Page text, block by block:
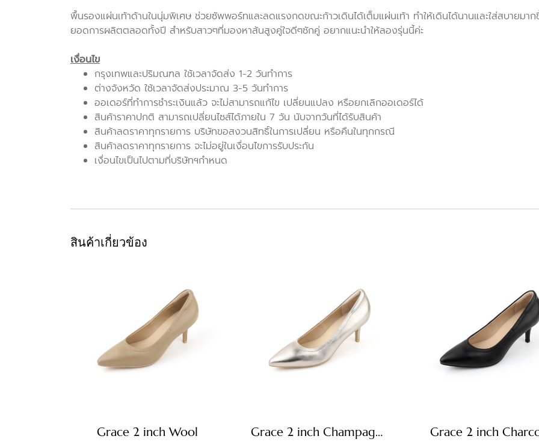
พื้นรองแผ่นเท้าด้านในนุ่มพิเศษ ช่วยซัพพอร์ทและลดแรงกดขณะก้าวเดินได้เต็มแผ่นเท้า ทำให้เดินได้นานและใส่สบายมา
ยอดการผลิตตลอดทั้งปี สำหรับสาวๆที่มองหาส้นสูงคู่ใจดีๆซักคู่ อยากแนะนำให้ลองรุ่นนี้ค่ะ
เงื่อนไข
กรุงเทพและปริมณฑล ใช้เวลาจัดส่ง 1-2 วันทำการ
ต่างจังหวัด ใช้เวลาจัดส่งประมาณ 3-5 วันทำการ
ออเดอร์ที่ทำการชำระเงินแล้ว จะไม่สามารถแก้ไข เปลี่ยนแปลง หรือยกเลิกออเดอร์ได้
สินค้าราคาปกติ สามารถเปลี่ยนไซส์ได้ภายใน 7 วัน นับจากวันที่ได้รับสินค้า
สินค้าลดราคาทุกรายการ บริษัทขอสงวนสิทธิ์ในการเปลี่ยน หรือคืนในทุกกรณี
สินค้าลดราคาทุกรายการ จะไม่อยู่ในเงื่อนไขการรับประกัน
เงื่อนไขเป็นไปตามที่บริษัทฯกำหนด
สินค้าเกี่ยวข้อง
Grace 2 inch Wool Grace 2 inch Champagne gold Grace 2 inch